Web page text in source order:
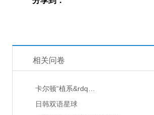
相关问卷
卡尔顿“植系&rdq…
日韩双语星球